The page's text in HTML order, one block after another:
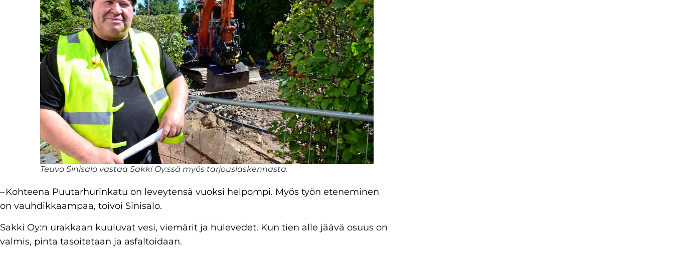
Teuvo Sinisalo vastaa Sakki Oy:ssä myös tarjouslaskennasta.
– Kohteena Puutarhurinkatu on leveytensä vuoksi helpompi. Myös työn eteneminen
on vauhdikkaampaa, toivoi Sinisalo.
Sakki Oy:n urakkaan kuuluvat vesi, viemärit ja hulevedet. Kun tien alle jäävä osuus on
valmis, pinta tasoitetaan ja asfaltoidaan.